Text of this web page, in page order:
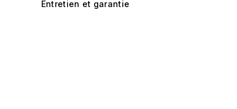
Entretien et garantie